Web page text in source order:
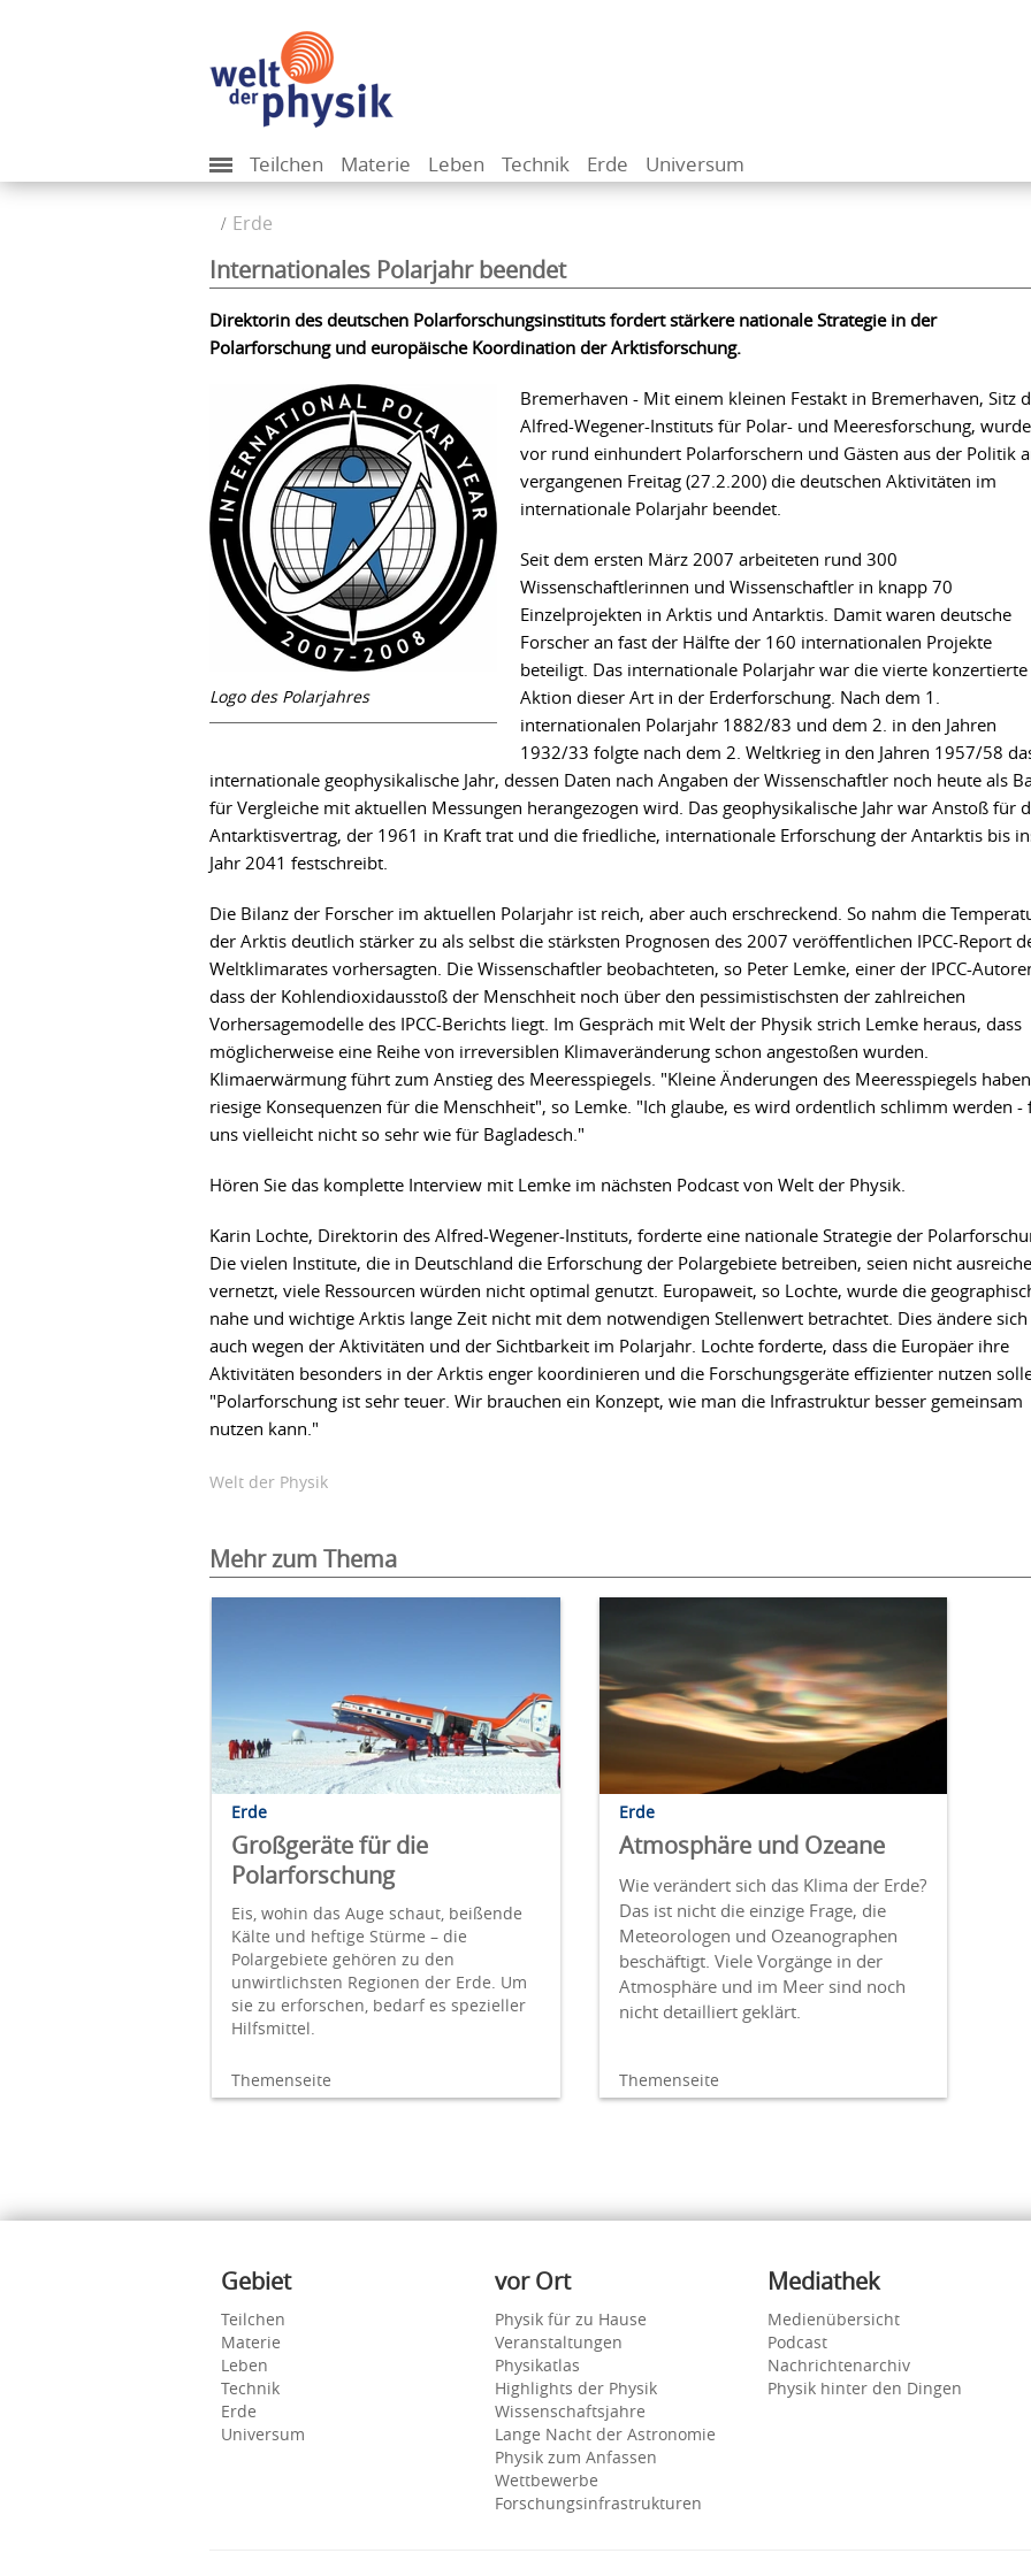
Teilchen Materie Leben Technik Erde Universum
Erde
Internationales Polarjahr beendet
Direktorin des deutschen Polarforschungsinstituts fordert stärkere nationale Strategie in der
Polarforschung und europäische Koordination der Arktisforschung.
Logo des Polarjahres
Bremerhaven - Mit einem kleinen Festakt in Bremerhaven, Sitz
Alfred-Wegener-Instituts für Polar- und Meeresforschung,
vor rund einhundert Polarforschern und Gästen aus der Politik
vergangenen Freitag (27.2.200) die deutschen Aktivitäten im
internationale Polarjahr beendet.
Seit dem ersten März 2007 arbeiteten rund 300
Wissenschaftlerinnen und Wissenschaftler in knapp 70
Einzelprojekten in Arktis und Antarktis. Damit waren deutsche
Forscher an fast der Hälfte der 160 internationalen Projekte
beteiligt. Das internationale Polarjahr war die vierte konzertierte
Aktion dieser Art in der Erderforschung. Nach dem 1.
internationalen Polarjahr 1882/83 und dem 2. in den Jahren
1932/33 folgte nach dem 2. Weltkrieg in den Jahren 1957/58
internationale geophysikalische Jahr, dessen Daten nach Angaben der Wissenschaftler noch heute als
für Vergleiche mit aktuellen Messungen herangezogen wird. Das geophysikalische Jahr war Anstoß für
Antarktisvertrag, der 1961 in Kraft trat und die friedliche, internationale Erforschung der Antarktis bis
Jahr 2041 festschreibt.
Die Bilanz der Forscher im aktuellen Polarjahr ist reich, aber auch erschreckend. So nahm die
der Arktis deutlich stärker zu als selbst die stärksten Prognosen des 2007 veröffentlichen IPCC-Report
Weltklimarates vorhersagten. Die Wissenschaftler beobachteten, so Peter Lemke, einer der IPCC-
dass der Kohlendioxidausstoß der Menschheit noch über den pessimistischsten der zahlreichen
Vorhersagemodelle des IPCC-Berichts liegt. Im Gespräch mit Welt der Physik strich Lemke heraus, dass
möglicherweise eine Reihe von irreversiblen Klimaveränderung schon angestoßen wurden.
Klimaerwärmung führt zum Anstieg des Meeresspiegels. "Kleine Änderungen des Meeresspiegels haben
riesige Konsequenzen für die Menschheit", so Lemke. "Ich glaube, es wird ordentlich schlimm werden -
uns vielleicht nicht so sehr wie für Bagladesch."
Hören Sie das komplette Interview mit Lemke im nächsten Podcast von Welt der Physik.
Karin Lochte, Direktorin des Alfred-Wegener-Instituts, forderte eine nationale Strategie der
Die vielen Institute, die in Deutschland die Erforschung der Polargebiete betreiben, seien nicht
vernetzt, viele Ressourcen würden nicht optimal genutzt. Europaweit, so Lochte, wurde die
nahe und wichtige Arktis lange Zeit nicht mit dem notwendigen Stellenwert betrachtet. Dies ändere sich
auch wegen der Aktivitäten und der Sichtbarkeit im Polarjahr. Lochte forderte, dass die Europäer ihre
Aktivitäten besonders in der Arktis enger koordinieren und die Forschungsgeräte effizienter nutzen
"Polarforschung ist sehr teuer. Wir brauchen ein Konzept, wie man die Infrastruktur besser gemeinsam
nutzen kann."
Welt der Physik
Mehr zum Thema
Erde
Großgeräte für die
Polarforschung
Eis, wohin das Auge schaut, beißende
Kälte und heftige Stürme – die
Polargebiete gehören zu den
unwirtlichsten Regionen der Erde. Um
sie zu erforschen, bedarf es spezieller
Hilfsmittel.
Themenseite
Erde
Atmosphäre und Ozeane
Wie verändert sich das Klima der Erde?
Das ist nicht die einzige Frage, die
Meteorologen und Ozeanographen
beschäftigt. Viele Vorgänge in der
Atmosphäre und im Meer sind noch
nicht detailliert geklärt.
Themenseite
Inhalte
Gebiet
Teilchen
Materie
Leben
Technik
Erde
Universum
vor Ort
Physik für zu Hause
Veranstaltungen
Physikatlas
Highlights der Physik
Wissenschaftsjahre
Lange Nacht der Astronomie
Physik zum Anfassen
Wettbewerbe
Forschungsinfrastrukturen
Mediathek
Medienübersicht
Podcast
Nachrichtenarchiv
Physik hinter den Dingen